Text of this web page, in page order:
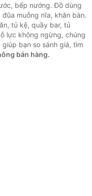
bếp nướng. Đồ dùng
muỗng nĩa, khăn bàn.
tủ kệ, quầy bar, tủ
lực không ngừng, chúng
bạn so sánh giá, tìm
bán hàng.